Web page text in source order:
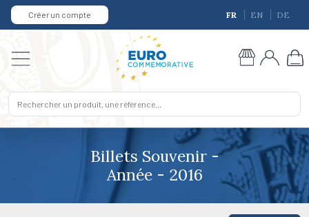
Créer un compte FR EN DE
Billets Souvenir -
Année - 2016